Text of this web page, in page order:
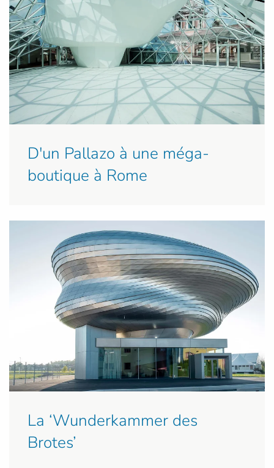
D'un Pallazo à une méga-
boutique à Rome
La ‘Wunderkammer des
Brotes’